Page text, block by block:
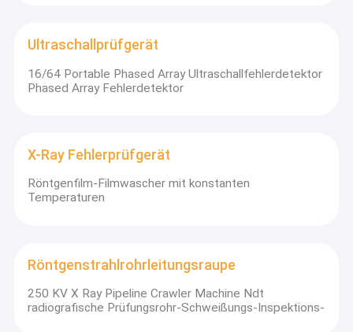
Ultraschallprüfgerät
16/64 Portable Phased Array Ultraschallfehlerdetektor
Phased Array Fehlerdetektor
X-Ray Fehlerprüfgerät
Röntgenfilm-Filmwascher mit konstanten
Temperaturen
Röntgenstrahlrohrleitungsraupe
250 KV X Ray Pipeline Crawler Machine Ndt
radiografische Prüfungsrohr-Schweißungs-Inspektions-